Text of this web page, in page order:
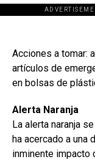
Acciones a tomar:
artículos de
en bolsas de
Alerta Naranja
La alerta naranja
ha acercado a una
inminente impacto